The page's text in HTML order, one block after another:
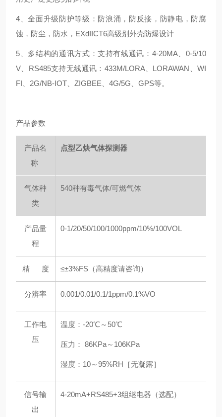
4、全面升级防护等级：防浪涌，防反接，防静电，防腐
蚀，防尘，防水，EXdIICT6高级别外壳防爆设计
5、多结构的通讯方式：支持有线通讯：4-20MA、0-5/10
V、RS485支持无线通讯：433M/LORA、LORAWAN、WI
FI、2G/NB-IOT、ZIGBEE、4G/5G、GPS等。
产品参数
产品名
称
点型乙炔气体探测器
气体种
类
540种有毒气体/可燃气体
产品量
程
0-1/20/50/100/1000ppm/10%/100VOL
精 度 ≤±3%FS（高精度请咨询）
分辨率 0.001/0.01/0.1/1ppm/0.1%VO
工作电
压
温度：-20℃～50℃
压力： 86KPa～106KPa
湿度：10～95%RH［无凝露］
信号输
出
4-20mA+RS485+3组继电器（选配）